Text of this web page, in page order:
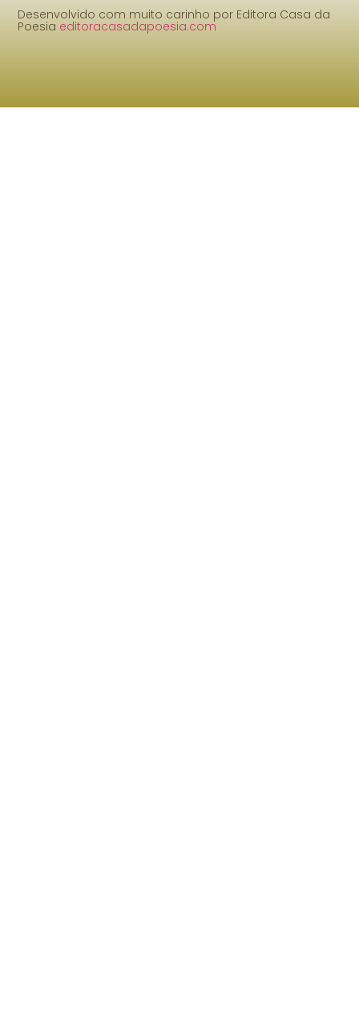
Desenvolvido com muito carinho por Editora Casa da
Poesia editoracasadapoesia.com